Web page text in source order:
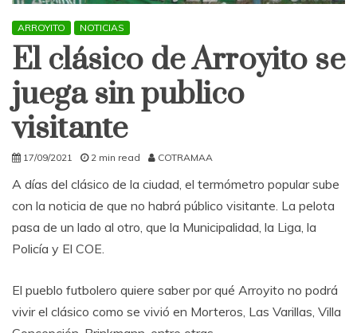
ARROYITO NOTICIAS
El clásico de Arroyito se
juega sin publico
visitante
17/09/2021 2 min read COTRAMAA
A días del clásico de la ciudad, el termómetro popular sube
con la noticia de que no habrá público visitante. La pelota
pasa de un lado al otro, que la Municipalidad, la Liga, la
Policía y El COE.
El pueblo futbolero quiere saber por qué Arroyito no podrá
vivir el clásico como se vivió en Morteros, Las Varillas, Villa